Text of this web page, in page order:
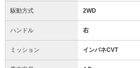
駆動方式 2WD
ハンドル 右
ミッション インパネCVT